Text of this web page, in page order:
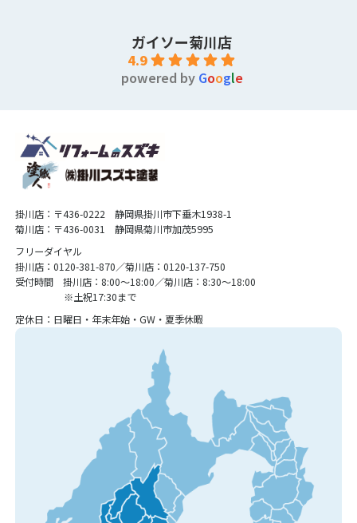
ガイソー菊川店
4.9
powered by Google
掛川店：〒436-0222 静岡県掛川市下垂木1938-1
菊川店：〒436-0031 静岡県菊川市加茂5995
フリーダイヤル
掛川店：0120-381-870／菊川店：0120-137-750
受付時間 掛川店：8:00〜18:00／菊川店：8:30〜18:00
※土祝17:30まで
定休日：日曜日・年末年始・GW・夏季休暇